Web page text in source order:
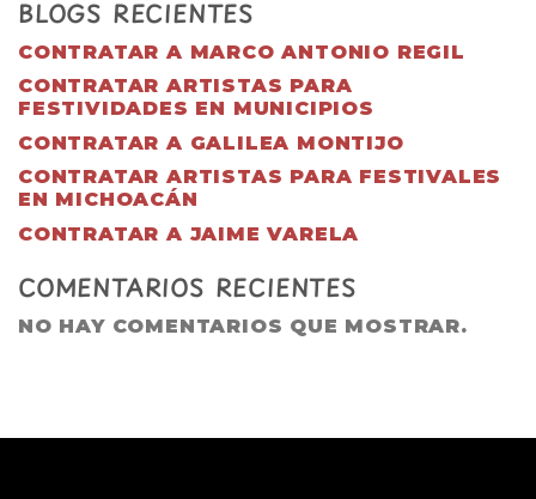
BLOGS RECIENTES
CONTRATAR A MARCO ANTONIO REGIL
CONTRATAR ARTISTAS PARA
FESTIVIDADES EN MUNICIPIOS
CONTRATAR A GALILEA MONTIJO
CONTRATAR ARTISTAS PARA FESTIVALES
EN MICHOACÁN
CONTRATAR A JAIME VARELA
COMENTARIOS RECIENTES
NO HAY COMENTARIOS QUE MOSTRAR.